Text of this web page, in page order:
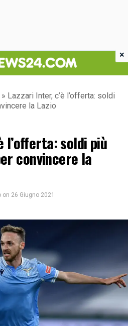
» Lazzari Inter, c’è l’offerta: soldi
la Lazio
l’offerta: soldi più
convincere la
on 26 Giugno 2021
×